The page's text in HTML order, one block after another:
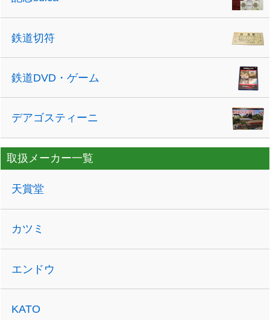
鉄道切符
鉄道DVD・ゲーム
デアゴスティーニ
取扱メーカー一覧
天賞堂
カツミ
エンドウ
KATO